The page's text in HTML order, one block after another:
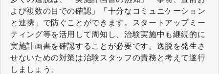
よび複数の目での確認」「十分なコミュニケーション
と連携」で防ぐことができます。スタートアップミー
ティング等を活用して周知し、治験実施中も継続的に
実施計画書を確認することが必要です。逸脱を発生さ
せないための対策は治験スタッフの責務と考えて遂行
しましょう。